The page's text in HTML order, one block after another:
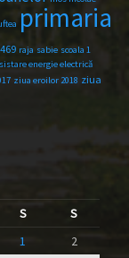
primaria
raja sabie scoala 1
sistare energie electrică
ziua eroilor 2018 ziua
S
S
1
2